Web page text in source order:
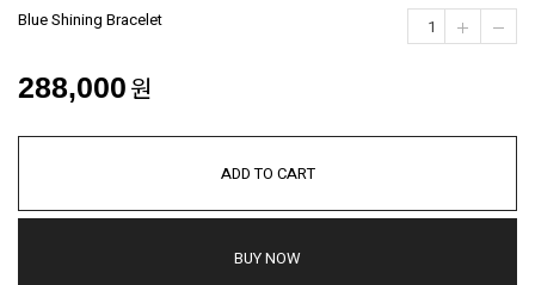
Blue Shining Bracelet
288,000원
ADD TO CART
BUY NOW